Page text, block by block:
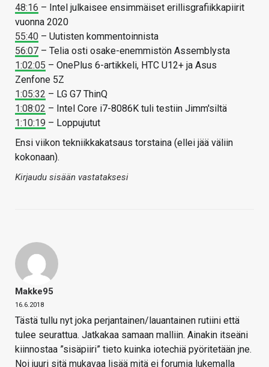
48:16 – Intel julkaisee ensimmäiset erillisgrafiikkapiirit
vuonna 2020
55:40 – Uutisten kommentoinnista
56:07 – Telia osti osake-enemmistön Assemblysta
1:02:05 – OnePlus 6-artikkeli, HTC U12+ ja Asus
Zenfone 5Z
1:05:32 – LG G7 ThinQ
1:08:02 – Intel Core i7-8086K tuli testiin Jimm'siltä
1:10:19 – Loppujutut
Ensi viikon tekniikkakatsaus torstaina (ellei jää väliin
kokonaan).
Kirjaudu sisään vastataksesi
Makke95
16.6.2018
Tästä tullu nyt joka perjantainen/lauantainen rutiini että
tulee seurattua. Jatkakaa samaan malliin. Ainakin itseäni
kiinnostaa ”sisäpiiri” tieto kuinka iotechiä pyöritetään jne.
Noi juuri sitä mukavaa lisää mitä ei forumia lukemalla